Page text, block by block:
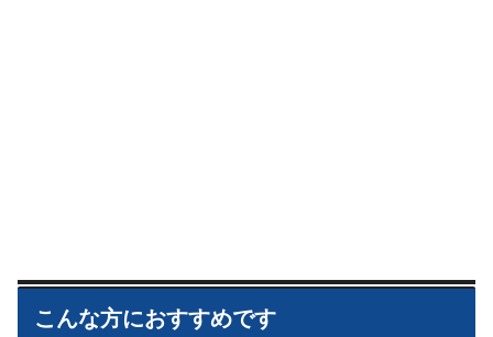
こんな方におすすめです